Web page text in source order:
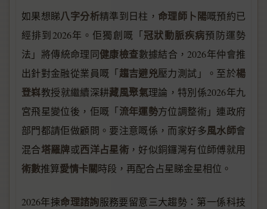
如果想睇八字分析精準到日柱， 命理師卜陽嘅預約已
經排到2026年。佢獨創嘅「冠狀動脈疾病預防運勢
法」將傳統命理同健康檢查數據結合，2026年仲會推
出針對金融從業員嘅「趨吉避兇壓力測試」。至於楊
登嵙教授就繼續深耕藏風聚氣理論，特別係2026年九
宮飛星變位後，佢嘅「流年運勢方位調整術」連政府
部門都請佢做顧問。要注意嘅係，而家好多風水師會
混合塔羅牌或西洋占星術 ，好似銅鑼灣有位師傅就用
術數推算愛情卡關時段，再配合占星睇金星相位。
2026年揀命理諮詢服務要留意三大趨勢：第一係科技